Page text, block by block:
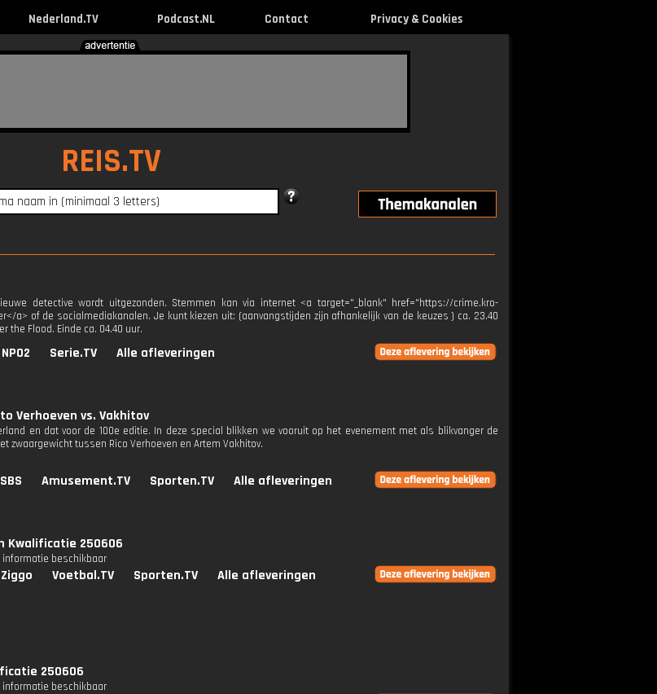
Nederland.TV Podcast.NL Contact Privacy & Cookies
REIS.TV
detective wordt uitgezonden. Stemmen kan via internet <a target="_blank" href="https://crime.kro-
a> of de socialmediakanalen. Je kunt kiezen uit: (aanvangstijden zijn afhankelijk van de keuzes ) ca. 23.40
the Flood. Einde ca. 04.40 uur.
NPO2 Serie.TV Alle afleveringen
to Verhoeven vs. Vakhitov
en dat voor de 100e editie. In deze special blikken we vooruit op het evenement met als blikvanger de
zwaargewicht tussen Rico Verhoeven en Artem Vakhitov.
SBS Amusement.TV Sporten.TV Alle afleveringen
Kwalificatie 250606
beschikbaar
Ziggo Voetbal.TV Sporten.TV Alle afleveringen
250606
beschikbaar